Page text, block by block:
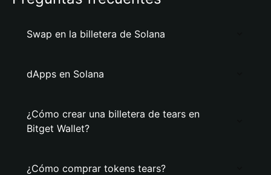
Swap en la billetera de Solana
dApps en Solana
¿Cómo crear una billetera de tears en
Bitget Wallet?
¿Cómo comprar tokens tears?